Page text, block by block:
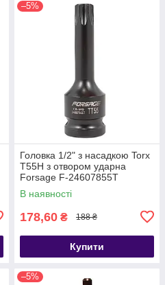
–5%
Головка 1/2" з насадкою Torx
T55H з отвором ударна
Forsage F-24607855T
В наявності
178,60 ₴ 188 ₴
Купити
–5%